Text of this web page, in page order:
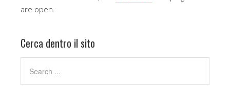
are open.
Cerca dentro il sito